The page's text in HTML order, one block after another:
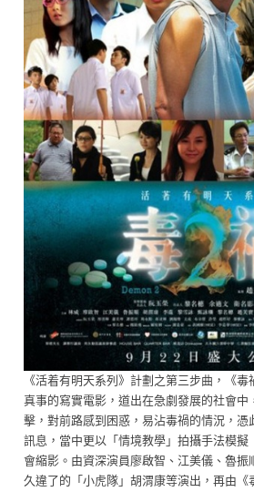
《活着有明天系列》計劃之第三步曲，《
真事的寫實電影，道出在急劇發展的社會中
擊，對前路感到困惑，易沾毒禍的情況，憑
訊息，當中更以「情境教學」拍攝手法模擬
會縮影。由資深演員廖啟智、江美儀、魯振
久違了的「小虎隊」胡渭康等演出，再由《